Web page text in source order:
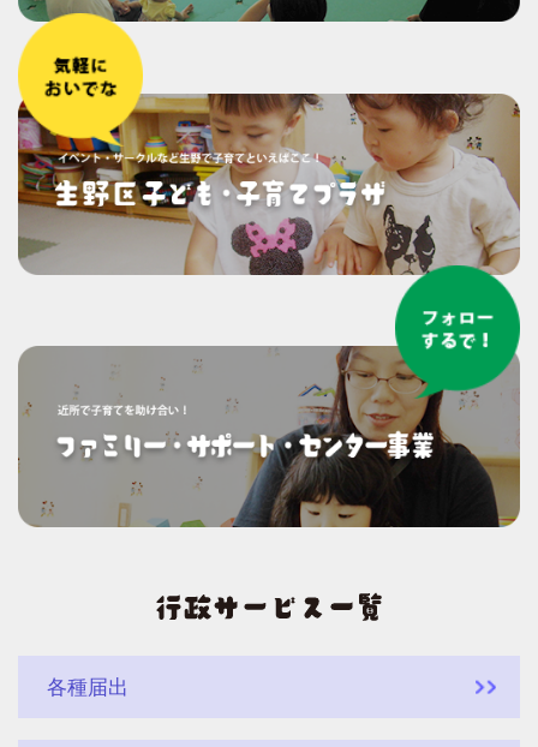
各種届出